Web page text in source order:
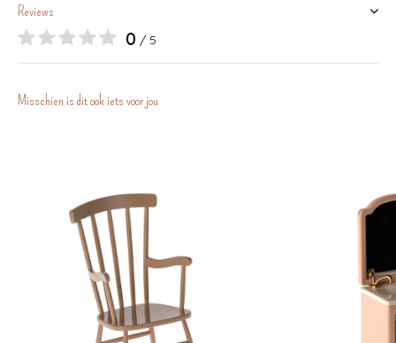
Reviews
0 / 5
Misschien is dit ook iets voor jou